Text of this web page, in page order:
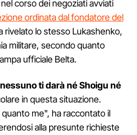
corso dei negoziati avviati
ordinata dal fondatore del
rivelato lo stesso Lukashenko,
militare, secondo quanto
ufficiale Belta.
nessuno ti darà né Shoigu né
in questa situazione.
quanto me", ha raccontato il
alla presunte richieste